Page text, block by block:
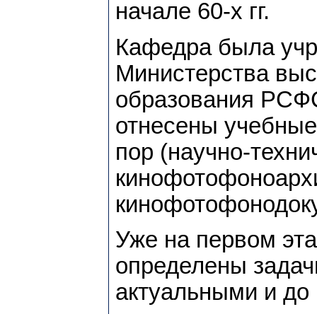
начале 60-х гг.
Кафедра была
Министерства
образования
отнесены
пор (научно-
Уже на первом
определены
актуальными и